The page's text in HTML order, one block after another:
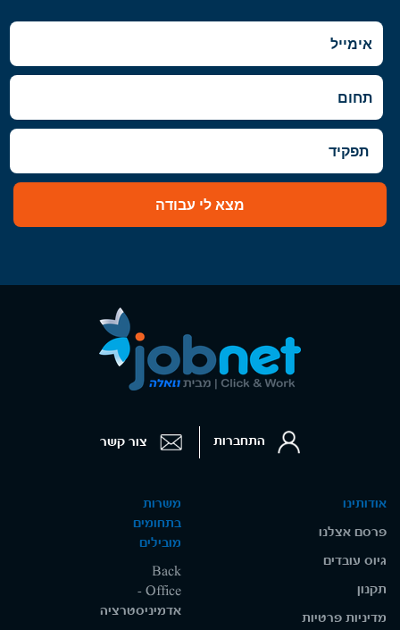
מצא לי עבודה
אודותינו
פרסם אצלנו
גיוס עובדים
תקנון
מדיניות פרטיות
משרות
בתחומים
מובילים
Back
Office -
אדמיניסטרציה